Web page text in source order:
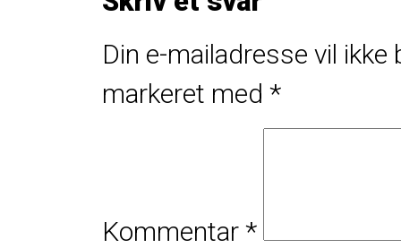
Din e-mailadresse vil ikke
markeret med *
Kommentar *